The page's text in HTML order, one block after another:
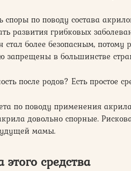
споры по поводу состава
развития грибковых
более безопасным, потому
запрещены в большинстве
после родов? Есть простое
по поводу применения
довольно спорные.
мамы.
средства